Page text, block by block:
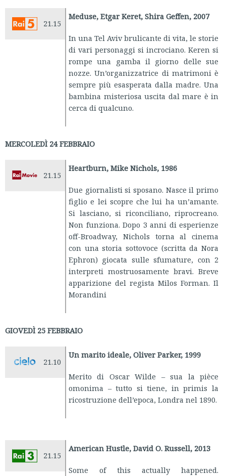
21.15
Meduse, Etgar Keret, Shira Geffen, 2007
In una Tel Aviv brulicante di vita, le storie
di vari personaggi si incrociano. Keren si
rompe una gamba il giorno delle sue
nozze. Un’organizzatrice di matrimoni è
sempre più esasperata dalla madre. Una
bambina misteriosa uscita dal mare è in
cerca di qualcuno.
MERCOLEDÌ 24 FEBBRAIO
21.15
Heartburn, Mike Nichols, 1986
Due giornalisti si sposano. Nasce il primo
figlio e lei scopre che lui ha un’amante.
Si lasciano, si riconciliano, riprocreano.
Non funziona. Dopo 3 anni di esperienze
off-Broadway, Nichols torna al cinema
con una storia sottovoce (scritta da Nora
Ephron) giocata sulle sfumature, con 2
interpreti mostruosamente bravi. Breve
apparizione del regista Milos Forman. Il
Morandini
GIOVEDÌ 25 FEBBRAIO
21.10
Un marito ideale, Oliver Parker, 1999
Merito di Oscar Wilde – sua la pièce
omonima – tutto si tiene, in primis la
ricostruzione dell’epoca, Londra nel 1890.
21.15
American Hustle, David O. Russell, 2013
Some of this actually happened.